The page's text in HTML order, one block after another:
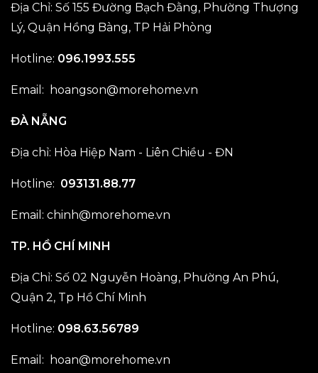
Địa Chỉ: Số 155 Đường Bạch Đằng, Phường Thượng
Lý, Quận Hồng Bàng, TP Hải Phòng
Hotline: 096.1993.555
Email: hoangson@morehome.vn
ĐÀ NẴNG
Địa chỉ: Hòa Hiệp Nam - Liên Chiều - ĐN
Hotline: 093131.88.77
Email: chinh@morehome.vn
TP. HỒ CHÍ MINH
Địa Chỉ: Số 02 Nguyễn Hoàng, Phường An Phú,
Quận 2, Tp Hồ Chí Minh
Hotline: 098.63.56789
Email: hoan@morehome.vn